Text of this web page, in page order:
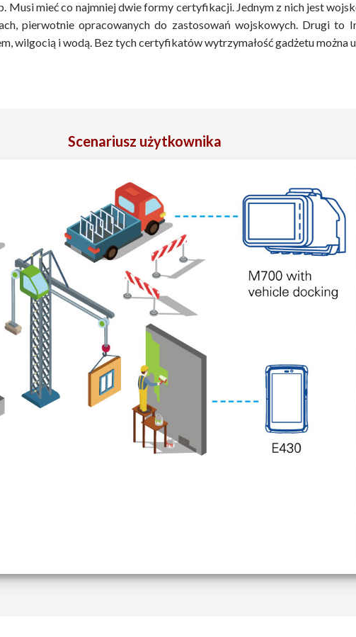
mieć co najmniej dwie formy certyfikacji. Jednym z nich jest
pierwotnie opracowanych do zastosowań wojskowych. Drugi to
wilgocią i wodą. Bez tych certyfikatów wytrzymałość gadżetu można
Scenariusz użytkownika